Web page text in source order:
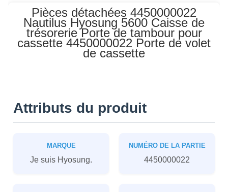
Pièces détachées 4450000022
Nautilus Hyosung 5600 Caisse de
trésorerie Porte de tambour pour
cassette 4450000022 Porte de volet
de cassette
Attributs du produit
MARQUE
Je suis Hyosung.
NUMÉRO DE LA PARTIE
4450000022